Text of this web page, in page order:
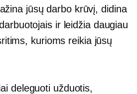
jūsų darbo krūvį, didina
ir leidžia daugiau
kurioms reikia jūsų
deleguoti užduotis,